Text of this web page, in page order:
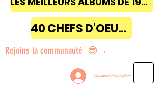
40 CHEFS D'OEUVRE
Rejoins la communauté 😎→
Connexion / Inscription